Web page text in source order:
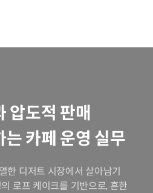
압도적 판매
카페 운영 실무
한 디저트 시장에서 살아남기
로프 케이크를 기반으로, 흔한